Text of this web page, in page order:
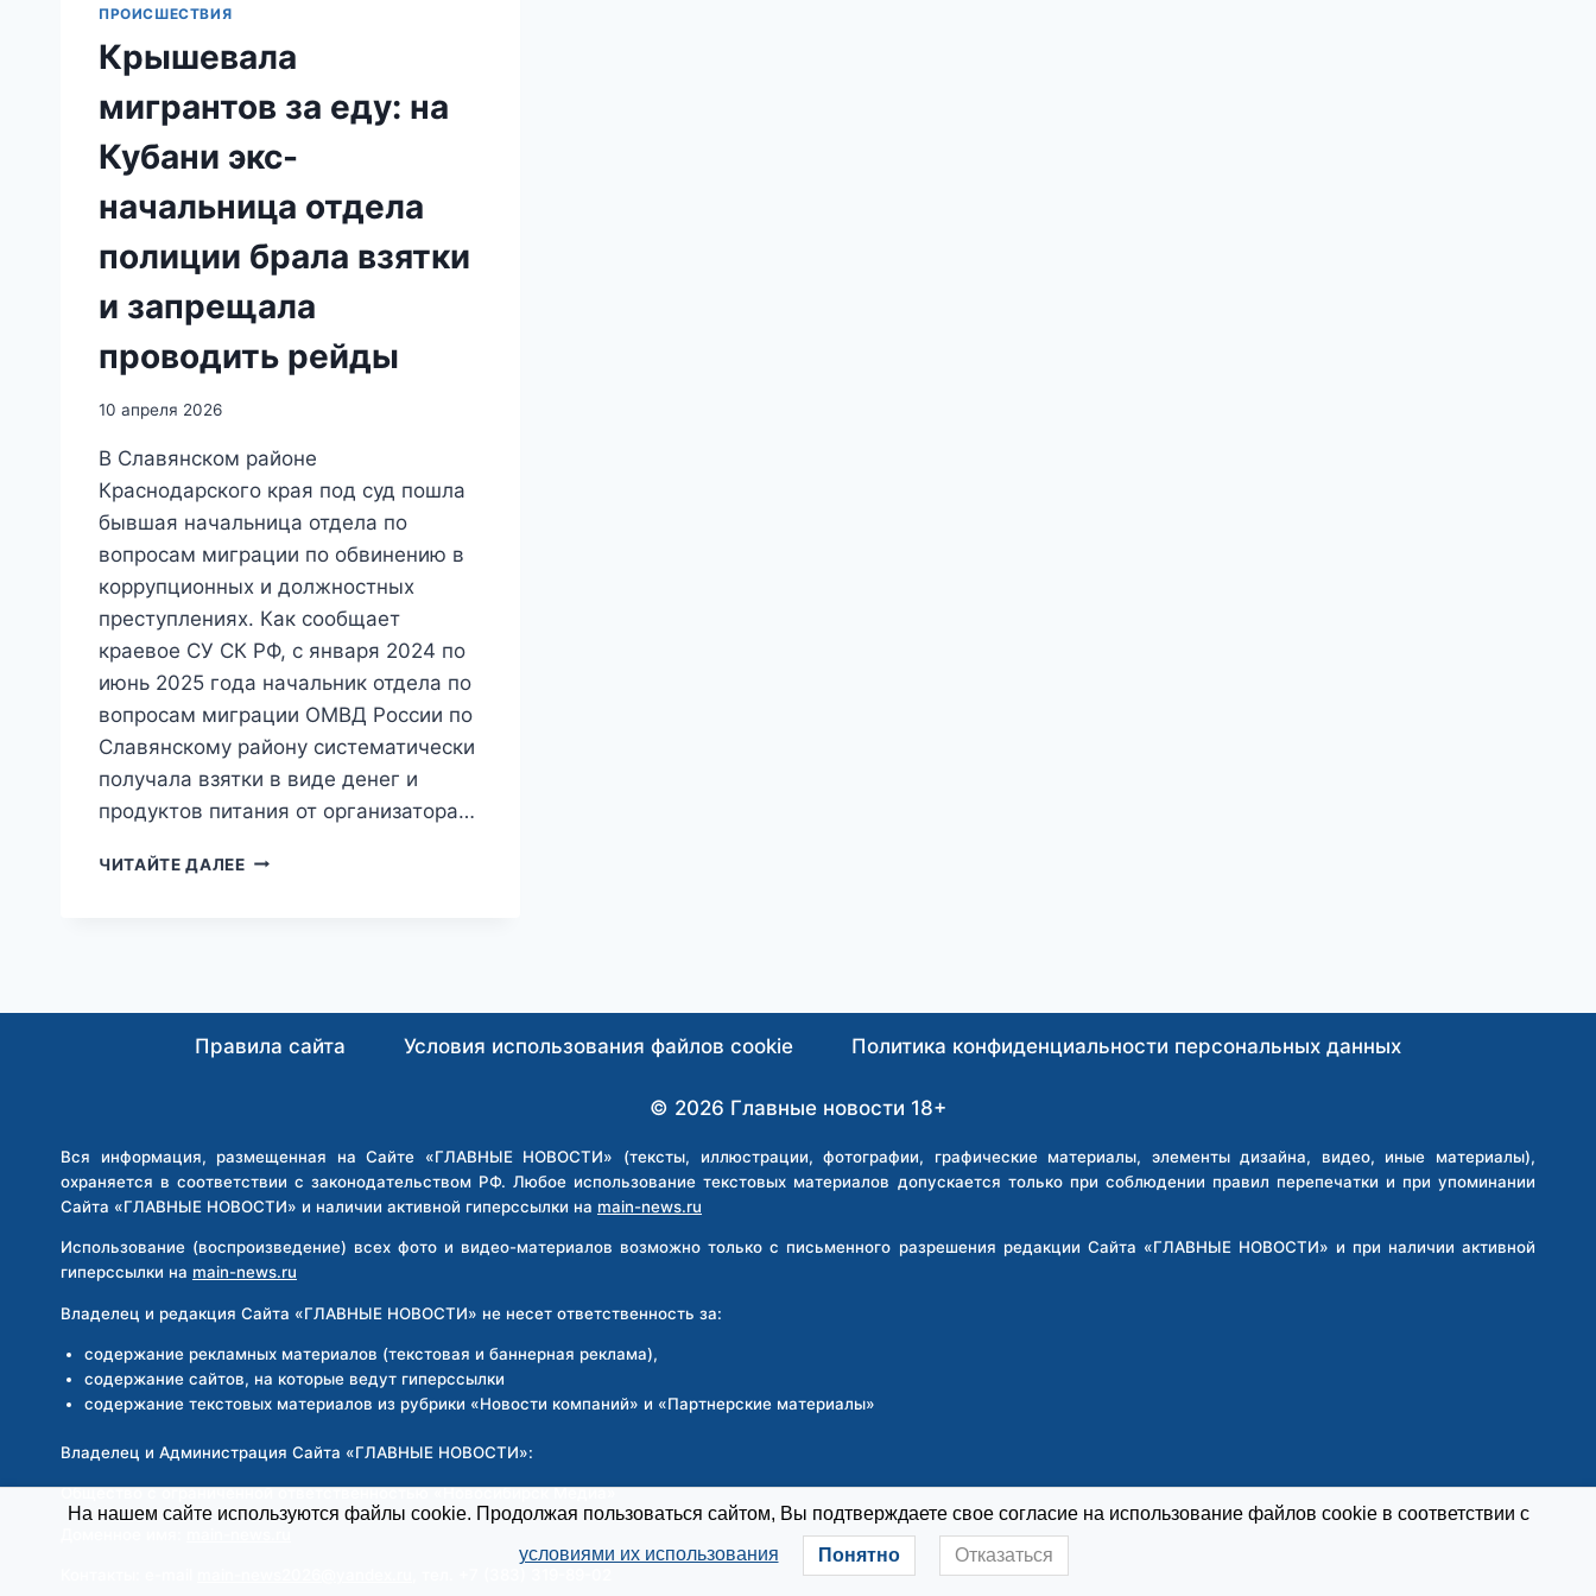
ПРОИСШЕСТВИЯ
Крышевала
мигрантов за еду: на
Кубани экс-
начальница отдела
полиции брала взятки
и запрещала
проводить рейды
10 апреля 2026
В Славянском районе
Краснодарского края под суд пошла
бывшая начальница отдела по
вопросам миграции по обвинению в
коррупционных и должностных
преступлениях. Как сообщает
краевое СУ СК РФ, с января 2024 по
июнь 2025 года начальник отдела по
вопросам миграции ОМВД России по
Славянскому району систематически
получала взятки в виде денег и
продуктов питания от организатора…
ЧИТАЙТЕ ДАЛЕЕКРЫШЕВАЛА
ОТДЕЛА
И
ЗАПРЕЩАЛА
ПРОВОДИТЬ
Правила сайта Условия использования файлов cookie Политика конфиденциальности персональных данных
© 2026 Главные новости 18+
Вся информация, размещенная на Сайте «ГЛАВНЫЕ НОВОСТИ» (тексты, иллюстрации, фотографии, графические материалы, элементы дизайна, видео, иные материалы),
охраняется в соответствии с законодательством РФ. Любое использование текстовых материалов допускается только при соблюдении правил перепечатки и при упоминании
Сайта «ГЛАВНЫЕ НОВОСТИ» и наличии активной гиперссылки на main-news.ru
Использование (воспроизведение) всех фото и видео-материалов возможно только с письменного разрешения редакции Сайта «ГЛАВНЫЕ НОВОСТИ» и при наличии активной
гиперссылки на main-news.ru
Владелец и редакция Сайта «ГЛАВНЫЕ НОВОСТИ» не несет ответственность за:
содержание рекламных материалов (текстовая и баннерная реклама),
содержание сайтов, на которые ведут гиперссылки
содержание текстовых материалов из рубрики «Новости компаний» и «Партнерские материалы»
Владелец и Администрация Сайта «ГЛАВНЫЕ НОВОСТИ»:
Общество с ограниченной ответственностью «Новосибирск Медиа»
На нашем сайте используются файлы cookie. Продолжая пользоваться сайтом, Вы подтверждаете свое согласие на использование файлов cookie в соответствии с
условиями их использования Понятно Отказаться